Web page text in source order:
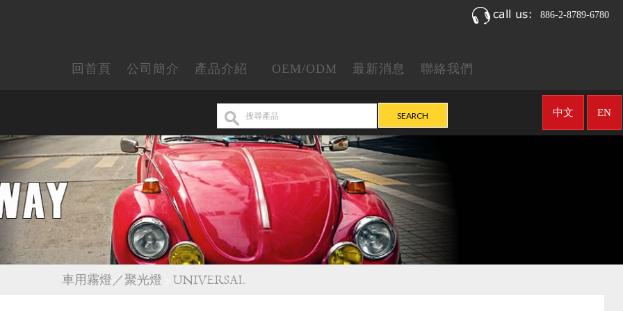
886-2-8789-6780
回首頁 公司簡介 產品介紹 OEM/ODM 最新消息 聯絡我們
EN
中文
車用霧燈／聚光燈 >UNIVERSAL